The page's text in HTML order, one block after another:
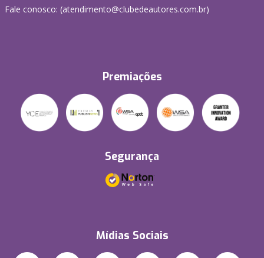
Fale conosco: (atendimento@clubedeautores.com.br)
Premiações
Segurança
Mídias Sociais